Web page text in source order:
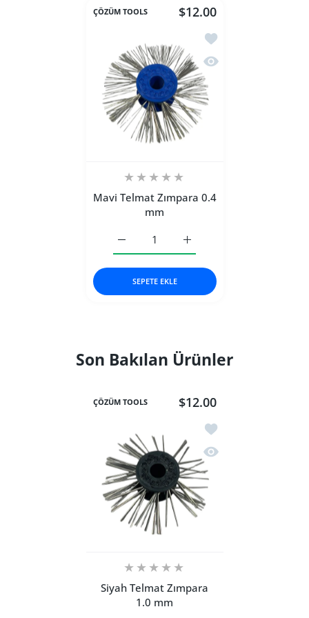
ÇÖZÜM TOOLS $12.00
İstek listesine ekle
Hızlı Görünüm Mavi
Mavi Telmat Zımpara 0.4
mm
Mavi Telmat Zımpara
Mavi Telmat Zımpara 0.4 mm Default
SEPETE EKLE
Son Bakılan Ürünler
ÇÖZÜM TOOLS $12.00
İstek listesine ekle
Hızlı Görünüm Siyah
Siyah Telmat Zımpara
1.0 mm